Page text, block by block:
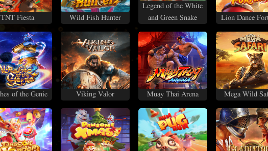
TNT Fiesta Wild Fish Hunter
Legend of the White
and Green Snake
Lion Dance
of the Genie Viking Valor Muay Thai Arena Mega Wild